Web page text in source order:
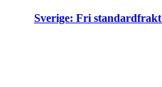
Sverige: Fri standardfrakt